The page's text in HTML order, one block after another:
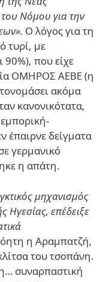
Νόμου για την
Ο λόγος για τη
τυρί, με
90%), που είχε
ΟΜΗΡΟΣ ΑΕΒΕ (η
ακόμα
κανονικότατα,
έπαιρνε δείγματα
γερμανικό
η απάτη.
μηχανισμός
Ηγεσίας, επέδειξε
η Αραμπατζή,
του τσοπάνη.
συναρπαστική